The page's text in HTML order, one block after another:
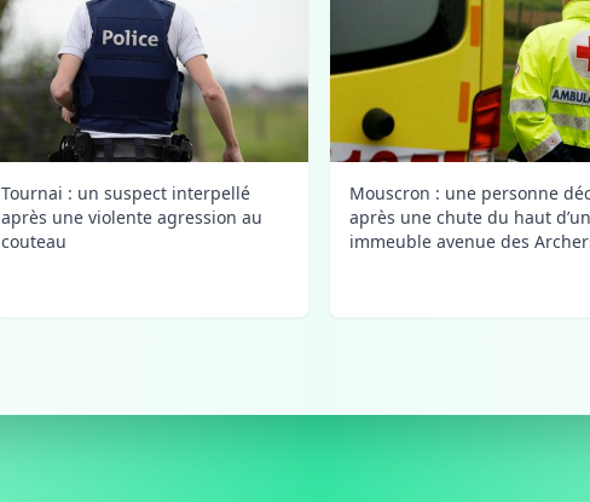
Tournai : un suspect interpellé
après une violente agression au
couteau
Mouscron : une personne
après une chute du haut d’un
immeuble avenue des